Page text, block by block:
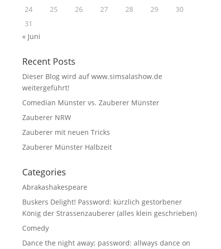
24
25 26 27 28 29
30
31
« Juni
Recent Posts
Dieser Blog wird auf www.simsalashow.de
weitergeführt!
Comedian Münster vs. Zauberer Münster
Zauberer NRW
Zauberer mit neuen Tricks
Zauberer Münster Halbzeit
Categories
Abrakashakespeare
Buskers Delight! Password: kürzlich gestorbener
König der Strassenzauberer (alles klein geschrieben)
Comedy
Dance the night away; password: allways dance on